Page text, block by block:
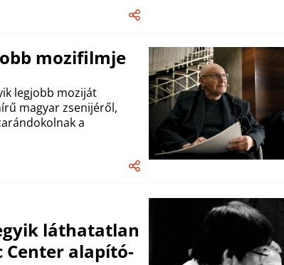
mozifilmje
legjobb moziját
magyar zsenijéről,
a
láthatatlan
Center alapító-